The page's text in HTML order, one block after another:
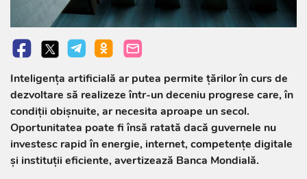
Inteligența artificială ar putea permite țărilor în curs de
dezvoltare să realizeze într-un deceniu progrese care, în
condiții obișnuite, ar necesita aproape un secol.
Oportunitatea poate fi însă ratată dacă guvernele nu
investesc rapid în energie, internet, competențe digitale
și instituții eficiente, avertizează Banca Mondială.